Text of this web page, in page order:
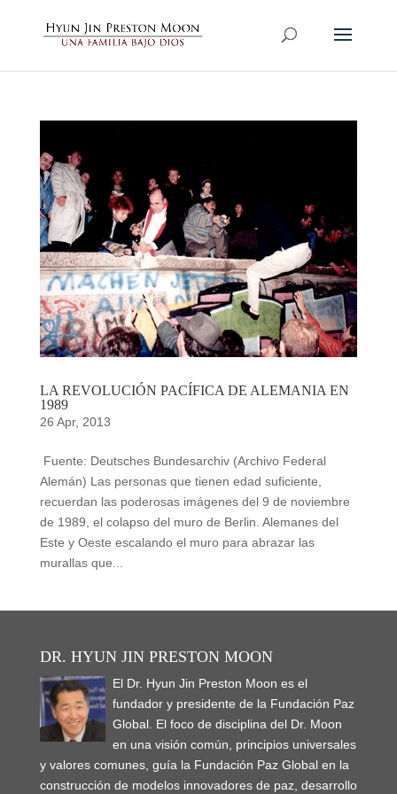
LA REVOLUCIÓN PACÍFICA DE ALEMANIA EN
1989
26 Apr, 2013
Fuente: Deutsches Bundesarchiv (Archivo Federal
Alemán) Las personas que tienen edad suficiente,
recuerdan las poderosas imágenes del 9 de noviembre
de 1989, el colapso del muro de Berlin. Alemanes del
Este y Oeste escalando el muro para abrazar las
murallas que...
DR. HYUN JIN PRESTON MOON
El Dr. Hyun Jin Preston Moon es el
fundador y presidente de la Fundación Paz
Global. El foco de disciplina del Dr. Moon
en una visión común, principios universales
y valores comunes, guía la Fundación Paz Global en la
construcción de modelos innovadores de paz, desarrollo